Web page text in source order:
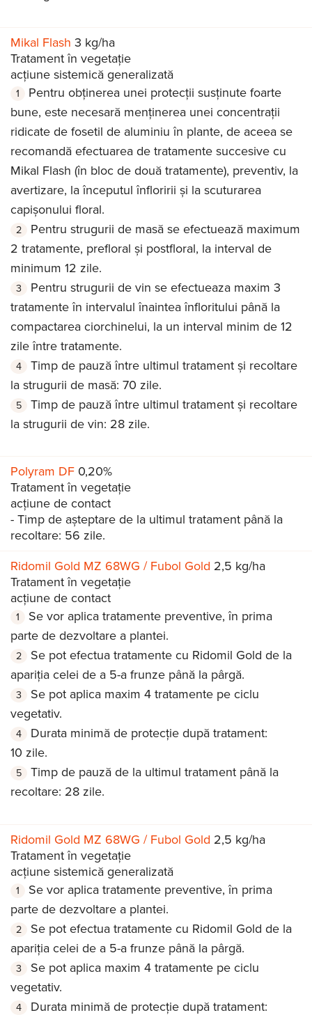
Mikal Flash 3 kg/ha
Tratament în vegetație
acțiune sistemică generalizată
Pentru obținerea unei protecții susținute foarte
bune, este necesară menținerea unei concentrații
ridicate de fosetil de aluminiu în plante, de aceea se
recomandă efectuarea de tratamente succesive cu
Mikal Flash (în bloc de două tratamente), preventiv, la
avertizare, la începutul înfloririi și la scuturarea
capișonului floral.
Pentru strugurii de masă se efectuează maximum
2 tratamente, prefloral și postfloral, la interval de
minimum 12 zile.
Pentru strugurii de vin se efectueaza maxim 3
tratamente în intervalul înaintea înfloritului până la
compactarea ciorchinelui, la un interval minim de 12
zile între tratamente.
Timp de pauză între ultimul tratament și recoltare
la strugurii de masă: 70 zile.
Timp de pauză între ultimul tratament și recoltare
la strugurii de vin: 28 zile.
Polyram DF 0,20%
Tratament în vegetație
acțiune de contact
- Timp de așteptare de la ultimul tratament până la
recoltare: 56 zile.
Ridomil Gold MZ 68WG / Fubol Gold 2,5 kg/ha
Tratament în vegetație
acțiune de contact
Se vor aplica tratamente preventive, în prima
parte de dezvoltare a plantei.
Se pot efectua tratamente cu Ridomil Gold de la
apariția celei de a 5-a frunze până la pârgă.
Se pot aplica maxim 4 tratamente pe ciclu
vegetativ.
Durata minimă de protecție după tratament:
10 zile.
Timp de pauză de la ultimul tratament până la
recoltare: 28 zile.
Ridomil Gold MZ 68WG / Fubol Gold 2,5 kg/ha
Tratament în vegetație
acțiune sistemică generalizată
Se vor aplica tratamente preventive, în prima
parte de dezvoltare a plantei.
Se pot efectua tratamente cu Ridomil Gold de la
apariția celei de a 5-a frunze până la pârgă.
Se pot aplica maxim 4 tratamente pe ciclu
vegetativ.
Durata minimă de protecție după tratament: